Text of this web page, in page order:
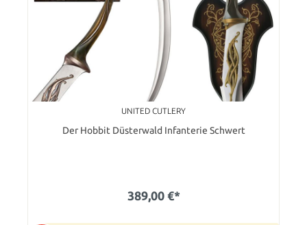
UNITED CUTLERY
Der Hobbit Düsterwald Infanterie Schwert
389,00 €*